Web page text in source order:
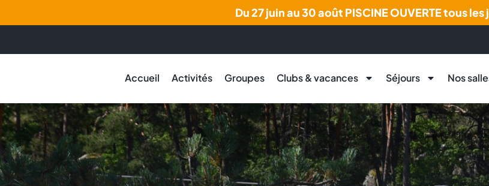
Du 27 juin au 30 août PISCINE OUVERTE tous
Accueil Activités Groupes Clubs & vacances Séjours Nos